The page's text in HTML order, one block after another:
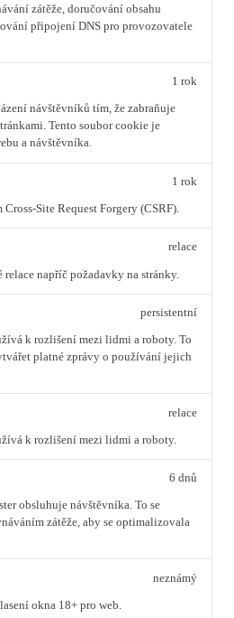
zátěže, doručování obsahu
připojení DNS pro provozovatele
návštěvníků tím, že zabraňuje
Tento soubor cookie je
a návštěvníka.
1 rok
Site Request Forgery (CSRF).
1 rok
napříč požadavky na stránky.
relace
k rozlišení mezi lidmi a roboty. To
platné zprávy o používání jejich
persistentní
k rozlišení mezi lidmi a roboty.
relace
obsluhuje návštěvníka. To se
zátěže, aby se optimalizovala
6 dnů
okna 18+ pro web.
neznámý